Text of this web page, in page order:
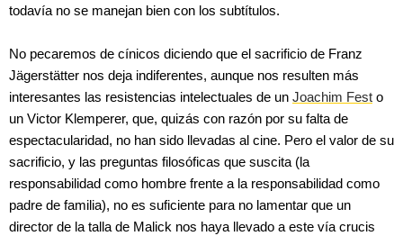
todavía no se manejan bien con los subtítulos.
No pecaremos de cínicos diciendo que el sacrificio de Franz
Jägerstätter nos deja indiferentes, aunque nos resulten más
interesantes las resistencias intelectuales de un Joachim Fest o
un Victor Klemperer, que, quizás con razón por su falta de
espectacularidad, no han sido llevadas al cine. Pero el valor de su
sacrificio, y las preguntas filosóficas que suscita (la
responsabilidad como hombre frente a la responsabilidad como
padre de familia), no es suficiente para no lamentar que un
director de la talla de Malick nos haya llevado a este vía crucis